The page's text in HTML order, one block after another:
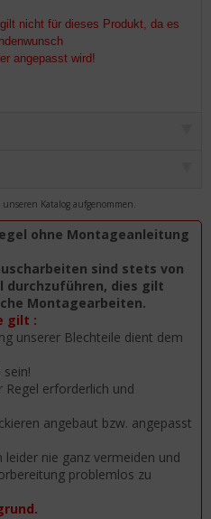
nicht für dieses Produkt, da es
angepasst wird!
Katalog aufgenommen.
ohne Montageanleitung
sind stets von
durchzuführen, dies gilt
Montagearbeiten.
gilt :
unserer Blechteile dient dem
Regel erforderlich und
angebaut bzw. angepasst
leider nie ganz vermeiden und
problemlos zu